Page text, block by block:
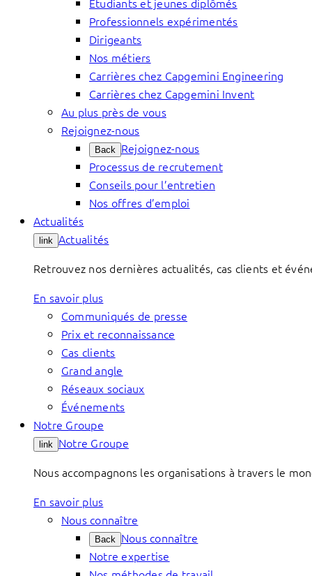
Professionnels expérimentés
Dirigeants
Nos métiers
Carrières chez Capgemini Engineering
Carrières chez Capgemini Invent
Au plus près de vous
Rejoignez-nous
Back Rejoignez-nous
Processus de recrutement
Conseils pour l’entretien
Nos offres d’emploi
Actualités
link Actualités
Retrouvez nos dernières actualités, cas clients et
En savoir plus
Communiqués de presse
Prix et reconnaissance
Cas clients
Grand angle
Réseaux sociaux
Événements
Notre Groupe
link Notre Groupe
Nous accompagnons les organisations à travers le
En savoir plus
Nous connaître
Back Nous connaître
Notre expertise